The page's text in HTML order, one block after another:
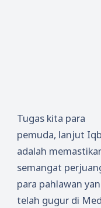
Tugas kita para
pemuda, lanjut
adalah
semangat
para pahlawan
telah gugur di